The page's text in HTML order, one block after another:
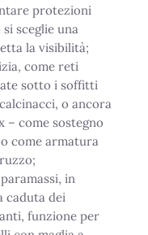
protezioni
sceglie una
la visibilità;
come reti
sotto i soffitti
o ancora
– come sostegno
come armatura
in
caduta dei
funzione per